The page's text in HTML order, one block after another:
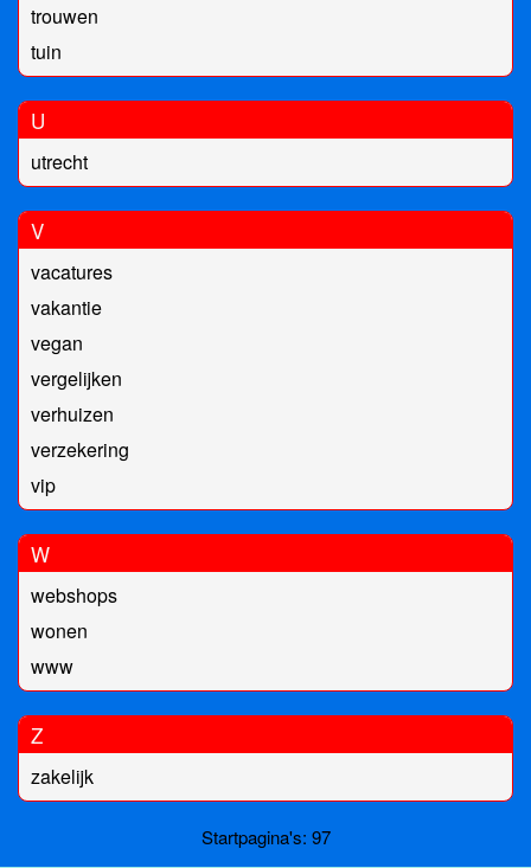
trouwen
tuin
U
utrecht
V
vacatures
vakantie
vegan
vergelijken
verhuizen
verzekering
vip
W
webshops
wonen
www
Z
zakelijk
Startpagina's: 97